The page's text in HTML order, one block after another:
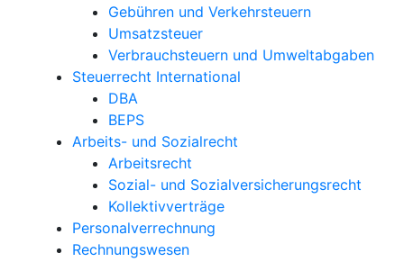
Gebühren und Verkehrsteuern
Umsatzsteuer
Verbrauchsteuern und Umweltabgaben
Steuerrecht International
DBA
BEPS
Arbeits- und Sozialrecht
Arbeitsrecht
Sozial- und Sozialversicherungsrecht
Kollektivverträge
Personalverrechnung
Rechnungswesen